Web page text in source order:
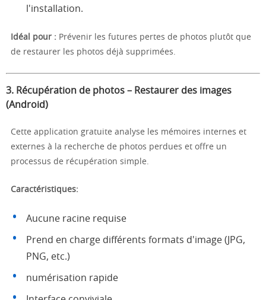
l'installation.
Idéal pour : Prévenir les futures pertes de photos plutôt que
de restaurer les photos déjà supprimées.
3. Récupération de photos – Restaurer des images
(Android)
Cette application gratuite analyse les mémoires internes et
externes à la recherche de photos perdues et offre un
processus de récupération simple.
Caractéristiques:
Aucune racine requise
Prend en charge différents formats d'image (JPG,
PNG, etc.)
numérisation rapide